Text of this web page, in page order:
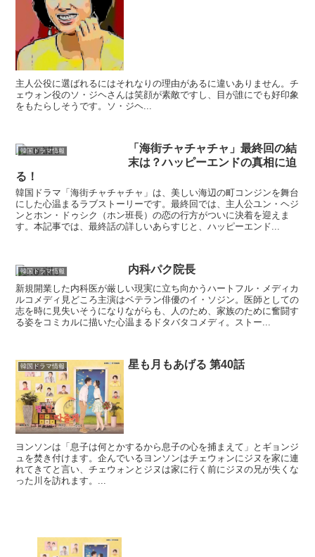
主人公役に選ばれるにはそれなりの理由があるに違いありません。チ
ェウォン役のソ・ジヘさんは笑顔が素敵ですし、目が誰にでも好印象
をもたらしそうです。ソ・ジヘ...
韓国ドラマ情報
「海街チャチャチャ」最終回の結
末は？ハッピーエンドの真相に迫
る！
韓国ドラマ「海街チャチャチャ」は、美しい海辺の町コンジンを舞台
にした心温まるラブストーリーです。最終回では、主人公ユン・ヘジ
ンとホン・ドゥシク（ホン班長）の恋の行方がついに決着を迎えま
す。本記事では、最終話の詳しいあらすじと、ハッピーエンド...
韓国ドラマ情報 内科パク院長
新規開業した内科医が厳しい現実に立ち向かうハートフル・メディカ
ルコメディ見どころ主演はベテラン俳優のイ・ソジン。医師としての
志を時に見失いそうになりながらも、人のため、家族のために奮闘す
る姿をコミカルに描いた心温まるドタバタコメディ。ストー...
韓国ドラマ情報 星も月もあげる 第40話
ヨンソンは「息子は何とかするから息子の心を捕まえて」とギョンジ
ュを焚き付けます。企んでいるヨンソンはチェウォンにジヌを家に連
れてきてと言い、チェウォンとジヌは家に行く前にジヌの兄が失くな
った川を訪れます。...